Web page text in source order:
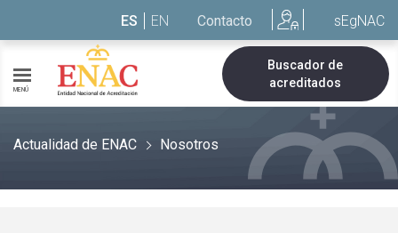
ES EN Contacto sEgNAC
MENÚ
Buscador de
acreditados
Actualidad de ENAC Nosotros